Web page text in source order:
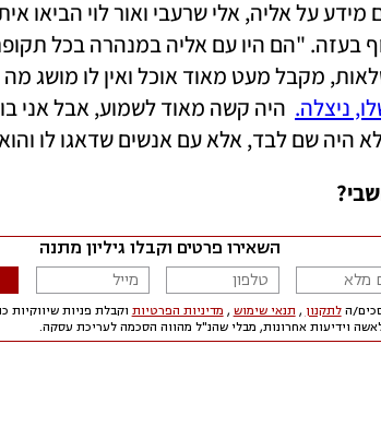
ניצלה.
היה שם לבד, אלא עם אנשים שדאגו לו